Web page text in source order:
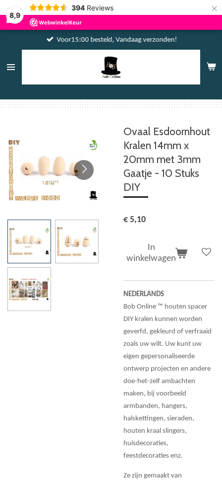
8,9
394 Reviews ×
Voor15:00 besteld, Vandaag verzonden!
Ovaal Esdoornhout
Kralen 14mm x
20mm met 3mm
Gaatje - 10 Stuks
DIY
€ 5,10
In
winkelwagen
NEDERLANDS
Bob Online ™ houten spacer
DIY kralen kunnen worden
geverfd, gekleurd of verfraaid
zoals uw wilt. Uw kunt uw
eigen gepersonaliseerde
ontwerp projecten en andere
doe-het-zelf ambachten
maken, bij voorbeeld
armbanden, hangers,
halskettingen, sieraden,
houten kraal slingers,
huisdecoraties,
feestdecoraties enz.
Ze zijn gemaakt van